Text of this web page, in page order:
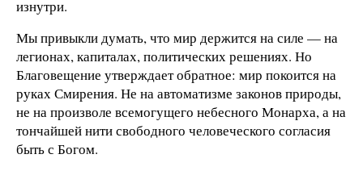
изнутри.
Мы привыкли думать, что мир держится на силе — на
легионах, капиталах, политических решениях. Но
Благовещение утверждает обратное: мир покоится на
руках Смирения. Не на автоматизме законов природы,
не на произволе всемогущего небесного Монарха, а на
тончайшей нити свободного человеческого согласия
быть с Богом.